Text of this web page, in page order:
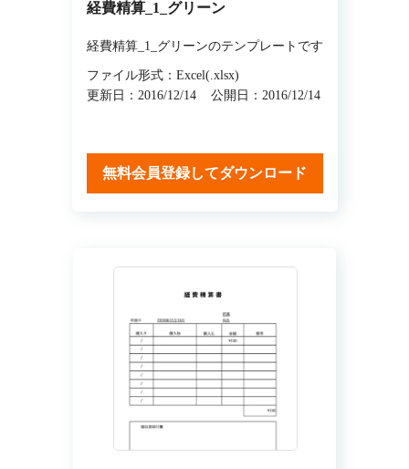
経費精算_1_グリーン
経費精算_1_グリーンのテンプレートです
ファイル形式：Excel(.xlsx)
更新日：2016/12/14
公開日：2016/12/14
無料会員登録してダウンロード